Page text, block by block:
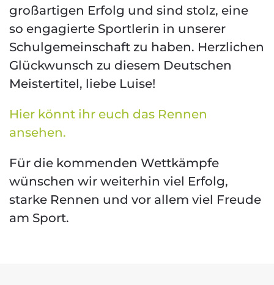
großartigen Erfolg und sind stolz, eine
so engagierte Sportlerin in unserer
Schulgemeinschaft zu haben. Herzlichen
Glückwunsch zu diesem Deutschen
Meistertitel, liebe Luise!
Hier könnt ihr euch das Rennen
ansehen.
Für die kommenden Wettkämpfe
wünschen wir weiterhin viel Erfolg,
starke Rennen und vor allem viel Freude
am Sport.